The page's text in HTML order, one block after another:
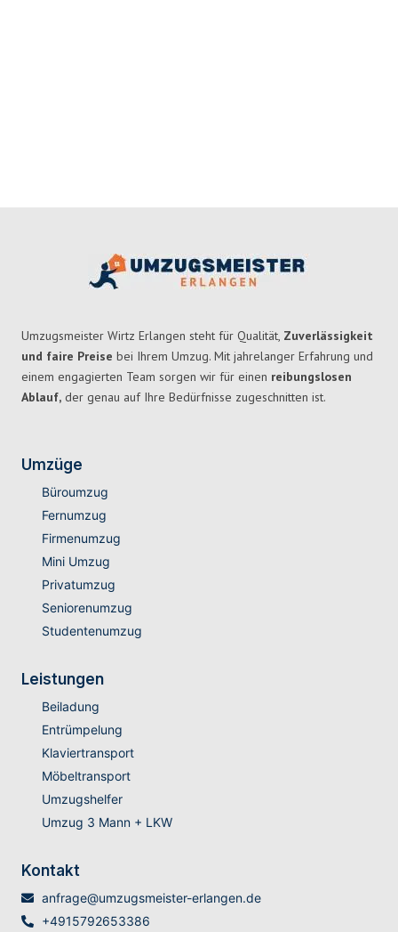
Umzugsmeister Wirtz Erlangen steht für Qualität, Zuverlässigkeit
und faire Preise bei Ihrem Umzug. Mit jahrelanger Erfahrung und
einem engagierten Team sorgen wir für einen reibungslosen
Ablauf, der genau auf Ihre Bedürfnisse zugeschnitten ist.
Umzüge
Büroumzug
Fernumzug
Firmenumzug
Mini Umzug
Privatumzug
Seniorenumzug
Studentenumzug
Leistungen
Beiladung
Entrümpelung
Klaviertransport
Möbeltransport
Umzugshelfer
Umzug 3 Mann + LKW
Kontakt
anfrage@umzugsmeister-erlangen.de
+4915792653386